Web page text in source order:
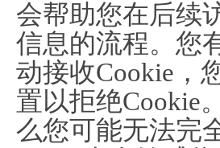
会帮助您在后续
信息的流程。您
动接收Cookie，
置以拒绝Cookie
么您可能无法完